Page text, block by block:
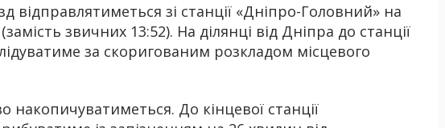
відправлятиметься зі станції «Дніпро-Головний» на
звичних 13:52). На ділянці від Дніпра до станції
за скоригованим розкладом місцевого
накопичуватиметься. До кінцевої станції